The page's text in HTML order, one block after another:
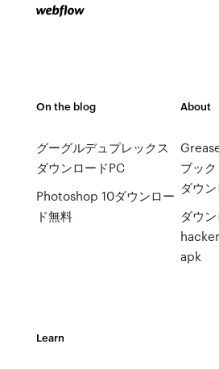
On the blog
グーグルデュプレックス
ダウンロードPC
Photoshop 10ダウンロー
ド無料
About
ブッ
ダウ
ダウ
apk
Learn